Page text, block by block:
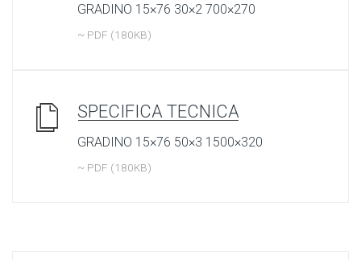
GRADINO 15×76 30×2 700×270
~ PDF (180KB)
SPECIFICA TECNICA
GRADINO 15×76 50×3 1500×320
~ PDF (180KB)